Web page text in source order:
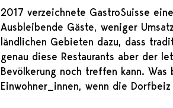
2017 verzeichnete GastroSuisse
Ausbleibende Gäste, weniger
ländlichen Gebieten dazu, dass
genau diese Restaurants aber der
Bevölkerung noch treffen kann.
Einwohner_innen, wenn die Dorfbeiz